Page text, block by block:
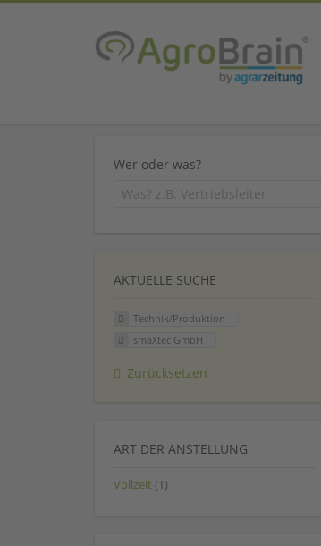
Wer oder was?
AKTUELLE SUCHE
Technik/Produktion
smaXtec GmbH
Zurücksetzen
ART DER ANSTELLUNG
Vollzeit (1)